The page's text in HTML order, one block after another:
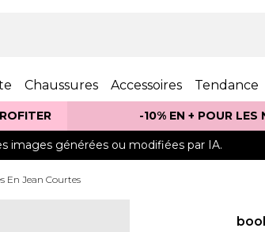
Chaussures Accessoires Tendance
-10% EN + POUR
images générées ou modifiées par IA.
En Jean Courtes